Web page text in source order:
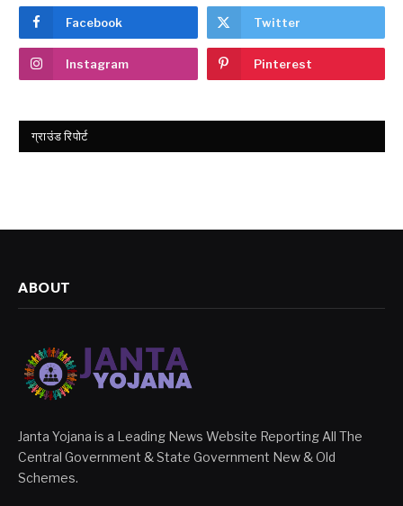
Facebook Twitter
Instagram Pinterest
ग्राउंड रिपोर्ट
ABOUT
Janta Yojana is a Leading News Website Reporting All The
Central Government & State Government New & Old
Schemes.